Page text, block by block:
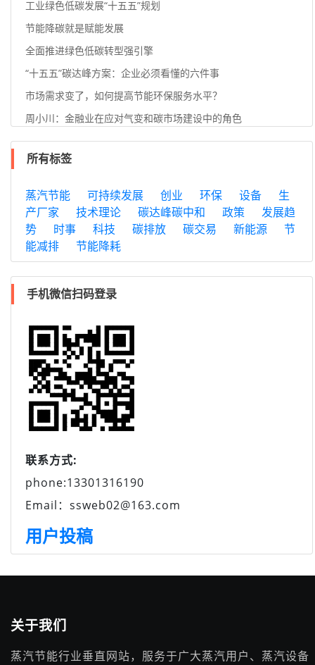
工业绿色低碳发展“十五五”规划
节能降碳就是赋能发展
全面推进绿色低碳转型强引擎
“十五五”碳达峰方案：企业必须看懂的六件事
市场需求变了，如何提高节能环保服务水平？
周小川：金融业在应对气变和碳市场建设中的角色
所有标签
蒸汽节能 可持续发展 创业 环保 设备
生
产厂家
技术理论 碳达峰碳中和 政策
发展趋
势
时事 科技 碳排放 碳交易 新能源
节
能减排
节能降耗
手机微信扫码登录
联系方式:
phone:13301316190
Email：ssweb02@163.com
用户投稿
关于我们
蒸汽节能行业垂直网站，服务于广大蒸汽用户、蒸汽设备